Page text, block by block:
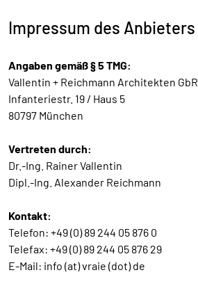
Impressum des Anbieters
Angaben gemäß § 5 TMG:
Vallentin + Reichmann Architekten GbR
Infanteriestr. 19 / Haus 5
80797 München
Vertreten durch:
Dr.-Ing. Rainer Vallentin
Dipl.-Ing. Alexander Reichmann
Kontakt:
Telefon: +49 (0) 89 244 05 876 0
Telefax: +49 (0) 89 244 05 876 29
E-Mail: info (at) vraie (dot) de